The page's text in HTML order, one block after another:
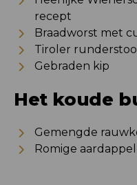
recept
Braadworst met
Tiroler
Gebraden kip
Het koude
Gemengde
Romige